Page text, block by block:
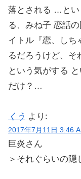
落とされる …とい
る、みね子 恋話
イトル『恋、しち
るだろうけど、そ
という気がする
だけ？…
くう より:
2017年7月11日 3:46
巨炎さん
＞それぐらいの